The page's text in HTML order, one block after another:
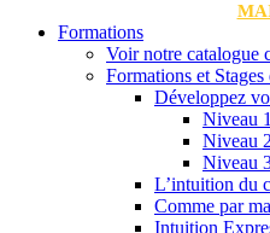
Formations
Voir notre catalogue
Formations et
Développez
Niveau 1
Niveau 2
Niveau
L’intuition du
Comme par
Intuition